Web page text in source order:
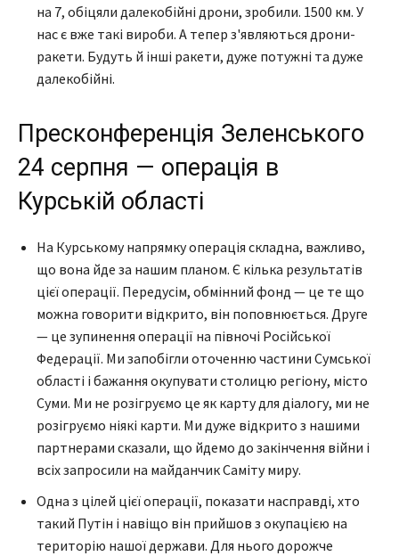
на 7, обіцяли далекобійні дрони, зробили. 1500 км. У
нас є вже такі вироби. А тепер з'являються дрони-
ракети. Будуть й інші ракети, дуже потужні та дуже
далекобійні.
Пресконференція Зеленського
24 серпня — операція в
Курській області
На Курському напрямку операція складна, важливо,
що вона йде за нашим планом. Є кілька результатів
цієї операції. Передусім, обмінний фонд — це те що
можна говорити відкрито, він поповнюється. Друге
— це зупинення операції на півночі Російської
Федерації. Ми запобігли оточенню частини Сумської
області і бажання окупувати столицю регіону, місто
Суми. Ми не розігруємо це як карту для діалогу, ми не
розігруємо ніякі карти. Ми дуже відкрито з нашими
партнерами сказали, що йдемо до закінчення війни і
всіх запросили на майданчик Саміту миру.
Одна з цілей цієї операції, показати насправді, хто
такий Путін і навіщо він прийшов з окупацією на
територію нашої держави. Для нього дорожче